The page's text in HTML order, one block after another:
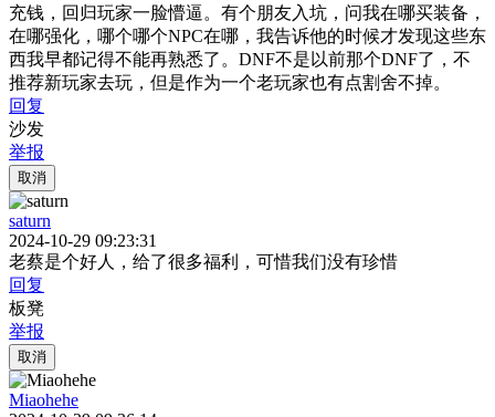
充钱，回归玩家一脸懵逼。有个朋友入坑，问我在哪买装备，
在哪强化，哪个哪个NPC在哪，我告诉他的时候才发现这些东
西我早都记得不能再熟悉了。DNF不是以前那个DNF了，不
推荐新玩家去玩，但是作为一个老玩家也有点割舍不掉。
回复
沙发
举报
取消
saturn
2024-10-29 09:23:31
老蔡是个好人，给了很多福利，可惜我们没有珍惜
回复
板凳
举报
取消
Miaohehe